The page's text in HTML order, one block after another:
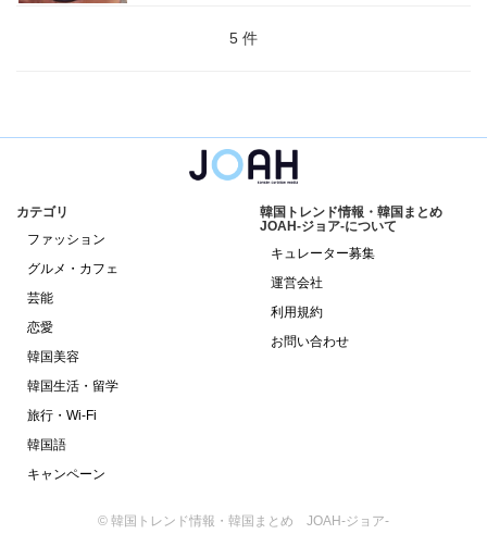
5 件
カテゴリ
ファッション
グルメ・カフェ
芸能
恋愛
韓国美容
韓国生活・留学
旅行・Wi-Fi
韓国語
キャンペーン
韓国トレンド情報・韓国まとめ
JOAH-ジョア-について
キュレーター募集
運営会社
利用規約
お問い合わせ
© 韓国トレンド情報・韓国まとめ JOAH-ジョア-